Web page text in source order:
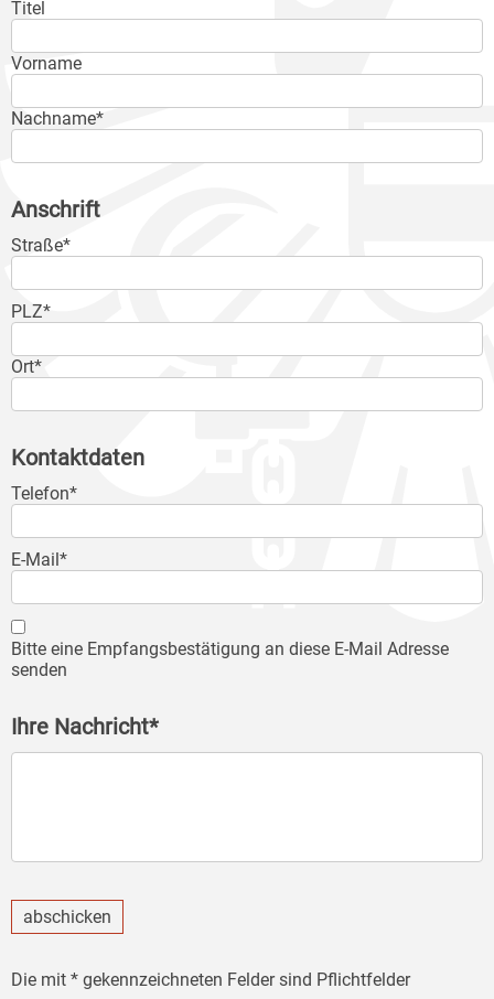
Titel
Vorname
Nachname*
Anschrift
Straße*
PLZ*
Ort*
Kontaktdaten
Telefon*
E-Mail*
Bitte eine Empfangsbestätigung an diese E-Mail Adresse
senden
Ihre Nachricht*
abschicken
Die mit * gekennzeichneten Felder sind Pflichtfelder